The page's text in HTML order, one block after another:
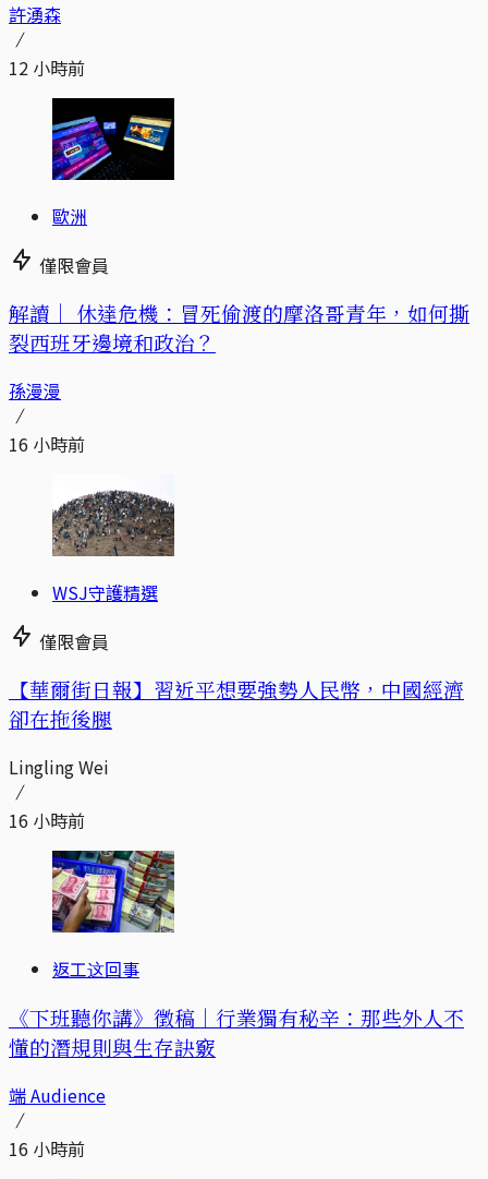
許湧森
12 小時前
歐洲
僅限會員
解讀｜ 休達危機：冒死偷渡的摩洛哥青年，如何撕
裂西班牙邊境和政治？
孫漫漫
16 小時前
WSJ守護精選
僅限會員
【華爾街日報】習近平想要強勢人民幣，中國經濟
卻在拖後腿
Lingling Wei
16 小時前
返工这回事
《下班聽你講》徵稿｜行業獨有秘辛：那些外人不
懂的潛規則與生存訣竅
端 Audience
16 小時前